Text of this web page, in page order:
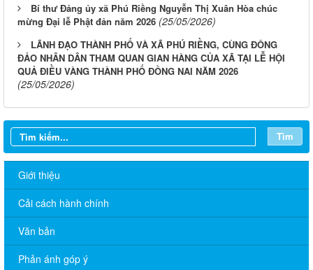
Bí thư Đảng ủy xã Phú Riềng Nguyễn Thị Xuân Hòa chúc
mừng Đại lễ Phật đản năm 2026 (25/05/2026)
LÃNH ĐẠO THÀNH PHỐ VÀ XÃ PHÚ RIỀNG, CÙNG ĐÔNG
ĐẢO NHÂN DÂN THAM QUAN GIAN HÀNG CỦA XÃ TẠI LỄ HỘI
QUẢ ĐIỀU VÀNG THÀNH PHỐ ĐỒNG NAI NĂM 2026
(25/05/2026)
Tìm
Giới thiệu
Cải cách hành chính
Văn bản
Phản ánh góp ý